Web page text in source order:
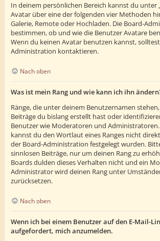
In deinem persönlichen Bereich kannst du unter
Avatar über eine der folgenden vier Methoden
Galerie, Remote oder Hochladen. Die Board-
bestimmen, ob und wie die Benutzer Avatare
Wenn du keinen Avatar benutzen kannst,
Administration kontaktieren.
Nach oben
Was ist mein Rang und wie kann ich ihn
Ränge, die unter deinem Benutzernamen
Beiträge du bislang erstellt hast oder
Benutzer wie Moderatoren und
kannst du den Wortlaut eines Ranges nicht
der Board-Administration festgelegt wurden.
sinnlosen Beiträge, nur um deinen Rang zu
Boards dulden dieses Verhalten nicht und ein
Administrator wird deinen Rang unter
zurücksetzen.
Nach oben
Wenn ich bei einem Benutzer auf den E-Mail-
aufgefordert, mich anzumelden.